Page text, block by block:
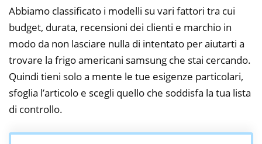
Abbiamo classificato i modelli su vari fattori tra cui
budget, durata, recensioni dei clienti e marchio in
modo da non lasciare nulla di intentato per aiutarti a
trovare la frigo americani samsung che stai cercando.
Quindi tieni solo a mente le tue esigenze particolari,
sfoglia l’articolo e scegli quello che soddisfa la tua lista
di controllo.